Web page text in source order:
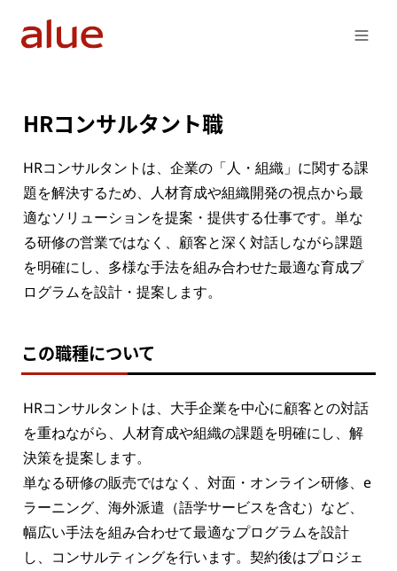
HRコンサルタント職
HRコンサルタントは、企業の「人・組織」に関する課
題を解決するため、人材育成や組織開発の視点から最
適なソリューションを提案・提供する仕事です。単な
る研修の営業ではなく、顧客と深く対話しながら課題
を明確にし、多様な手法を組み合わせた最適な育成プ
ログラムを設計・提案します。
この職種について
HRコンサルタントは、大手企業を中心に顧客との対話
を重ねながら、人材育成や組織の課題を明確にし、解
決策を提案します。
単なる研修の販売ではなく、対面・オンライン研修、e
ラーニング、海外派遣（語学サービスを含む）など、
幅広い手法を組み合わせて最適なプログラムを設計
し、コンサルティングを行います。契約後はプロジェ